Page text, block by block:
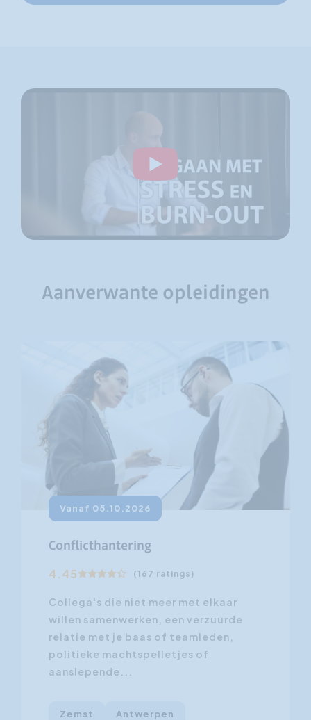
Aanverwante opleidingen
Vanaf 05.10.2026
Conflicthantering
4.45 (167 ratings)
Collega's die niet meer met elkaar
willen samenwerken, een verzuurde
relatie met je baas of teamleden,
politieke machtspelletjes of
aanslepende...
Zemst Antwerpen